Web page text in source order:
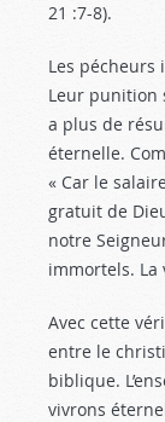
21 :7-8).
Les pécheurs
Leur punition
a plus de
éternelle.
« Car le
gratuit de
notre
immortels. La
Avec cette
entre le
biblique.
vivrons